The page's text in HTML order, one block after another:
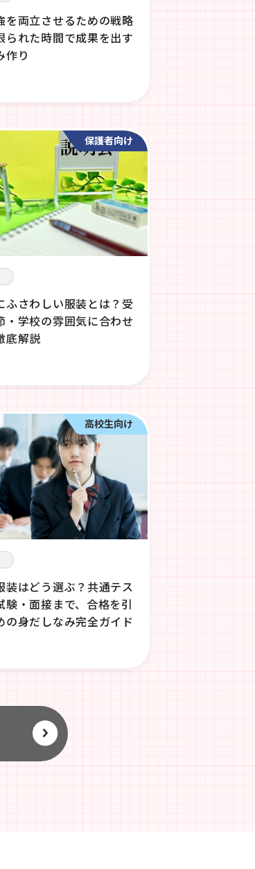
を両立させるための戦略
られた時間で成果を出す
作り
保護者向け
ふさわしい服装とは？受
・学校の雰囲気に合わせ
底解説
高校生向け
装はどう選ぶ？共通テス
験・面接まで、合格を引
の身だしなみ完全ガイド